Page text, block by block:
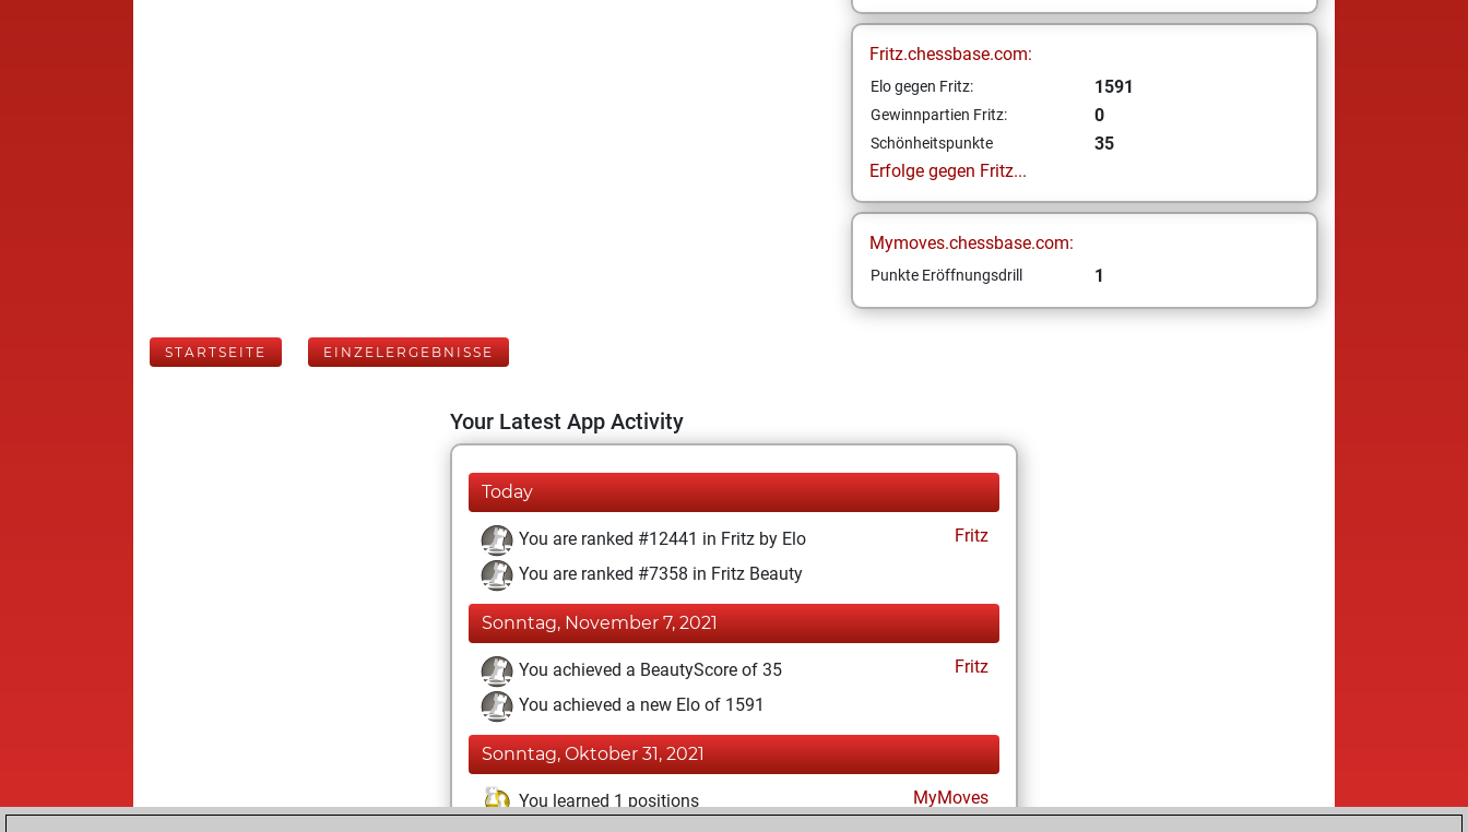
Fritz.chessbase.com:
Elo gegen Fritz: 1591
Gewinnpartien Fritz: 0
Schönheitspunkte
35
Erfolge gegen Fritz...
Mymoves.chessbase.com:
Punkte Eröffnungsdrill 1
STARTSEITE EINZELERGEBNISSE
Your Latest App Activity
Today
You are ranked #12441 in Fritz by Elo
Fritz
You are ranked #7358 in Fritz Beauty
Sonntag, November 7, 2021
You achieved a BeautyScore of 35
Fritz
You achieved a new Elo of 1591
Sonntag, Oktober 31, 2021
You learned 1 positions MyMoves